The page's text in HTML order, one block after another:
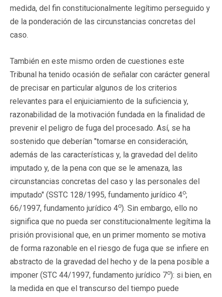
medida, del fin constitucionalmente legítimo perseguido y
de la ponderación de las circunstancias concretas del
caso.
También en este mismo orden de cuestiones este
Tribunal ha tenido ocasión de señalar con carácter general
de precisar en particular algunos de los criterios
relevantes para el enjuiciamiento de la suficiencia y,
razonabilidad de la motivación fundada en la finalidad de
prevenir el peligro de fuga del procesado. Así, se ha
sostenido que deberían "tomarse en consideración,
además de las características y, la gravedad del delito
imputado y, de la pena con que se le amenaza, las
circunstancias concretas del caso y las personales del
imputado" (SSTC 128/1995, fundamento jurídico 4o;
66/1997, fundamento jurídico 4o). Sin embargo, ello no
significa que no pueda ser constitucionalmente legítima la
prisión provisional que, en un primer momento se motiva
de forma razonable en el riesgo de fuga que se infiere en
abstracto de la gravedad del hecho y de la pena posible a
imponer (STC 44/1997, fundamento jurídico 7o): si bien, en
la medida en que el transcurso del tiempo puede